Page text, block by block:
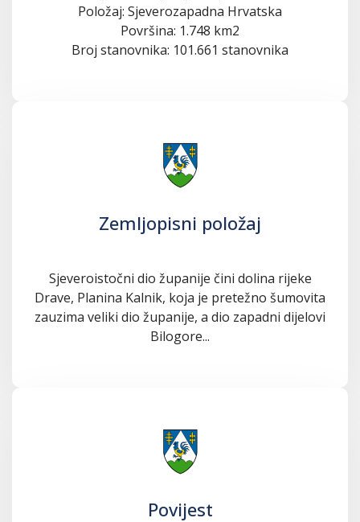
Položaj: Sjeverozapadna Hrvatska
Površina: 1.748 km2
Broj stanovnika: 101.661 stanovnika
Zemljopisni položaj
Sjeveroistočni dio županije čini dolina rijeke
Drave, Planina Kalnik, koja je pretežno šumovita
zauzima veliki dio županije, a dio zapadni dijelovi
Bilogore...
Povijest